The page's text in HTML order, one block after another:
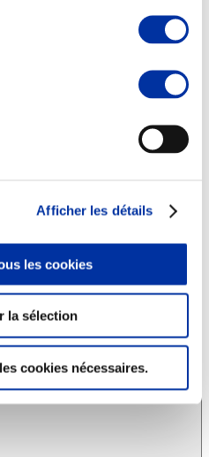
Afficher les détails
les cookies
la sélection
cookies nécessaires.
attractivité des métiers
Accords